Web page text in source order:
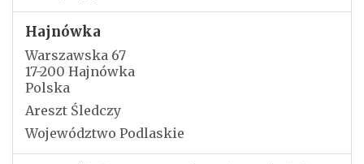
Hajnówka
Warszawska 67
17-200 Hajnówka
Polska
Areszt Śledczy
Województwo Podlaskie